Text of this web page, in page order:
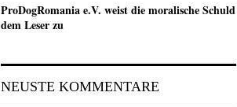
ProDogRomania e.V. weist die moralische Schuld
dem Leser zu
NEUSTE KOMMENTARE